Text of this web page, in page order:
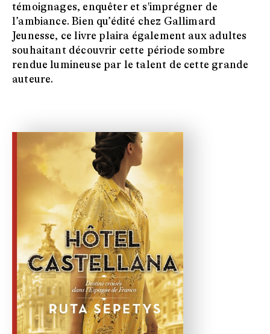
témoignages, enquêter et s'imprégner de
l’ambiance. Bien qu’édité chez Gallimard
Jeunesse, ce livre plaira également aux adultes
souhaitant découvrir cette période sombre
rendue lumineuse par le talent de cette grande
auteure.